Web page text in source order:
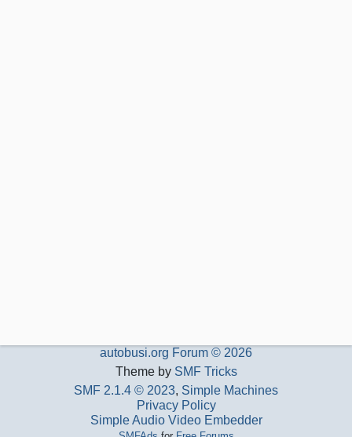
autobusi.org Forum © 2026
Theme by SMF Tricks
SMF 2.1.4 © 2023, Simple Machines
Privacy Policy
Simple Audio Video Embedder